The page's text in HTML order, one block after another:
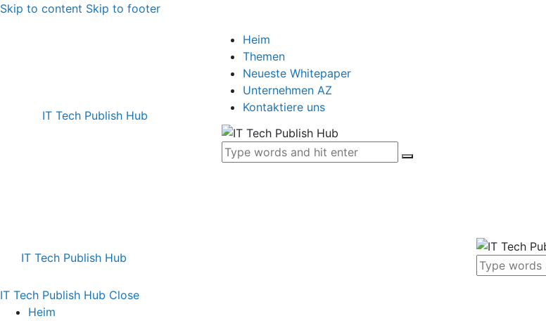
Skip to content Skip to footer
IT Tech Publish Hub
Heim
Themen
Neueste Whitepaper
Unternehmen AZ
Kontaktiere uns
IT Tech Publish Hub
IT Tech Publish Hub Close
Heim